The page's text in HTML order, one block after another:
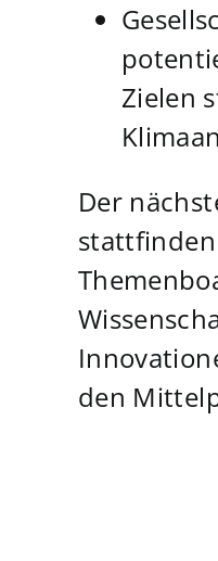
Zielen
Der
den